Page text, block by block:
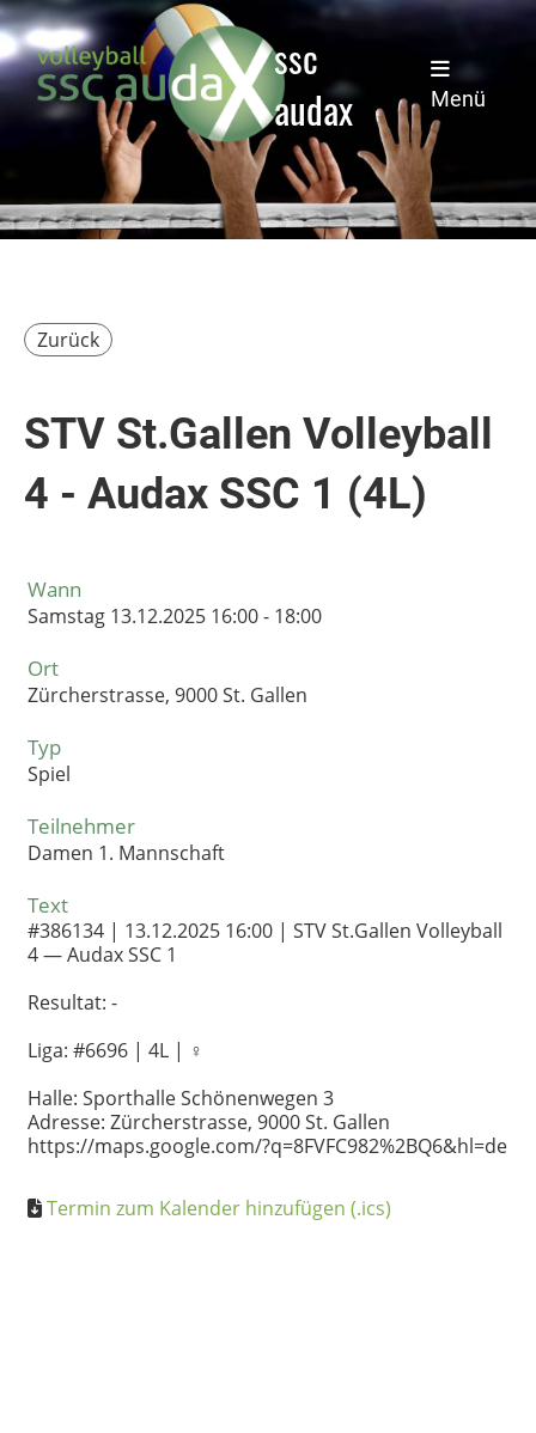
ssc
audax
Menü
Zurück
STV St.Gallen Volleyball
4 - Audax SSC 1 (4L)
Wann
Samstag 13.12.2025 16:00 - 18:00
Ort
Zürcherstrasse, 9000 St. Gallen
Typ
Spiel
Teilnehmer
Damen 1. Mannschaft
Text
#386134 | 13.12.2025 16:00 | STV St.Gallen Volleyball
4 — Audax SSC 1
Resultat: -
Liga: #6696 | 4L | ♀
Halle: Sporthalle Schönenwegen 3
Adresse: Zürcherstrasse, 9000 St. Gallen
https://maps.google.com/?q=8FVFC982%2BQ6&hl=de
Termin zum Kalender hinzufügen (.ics)